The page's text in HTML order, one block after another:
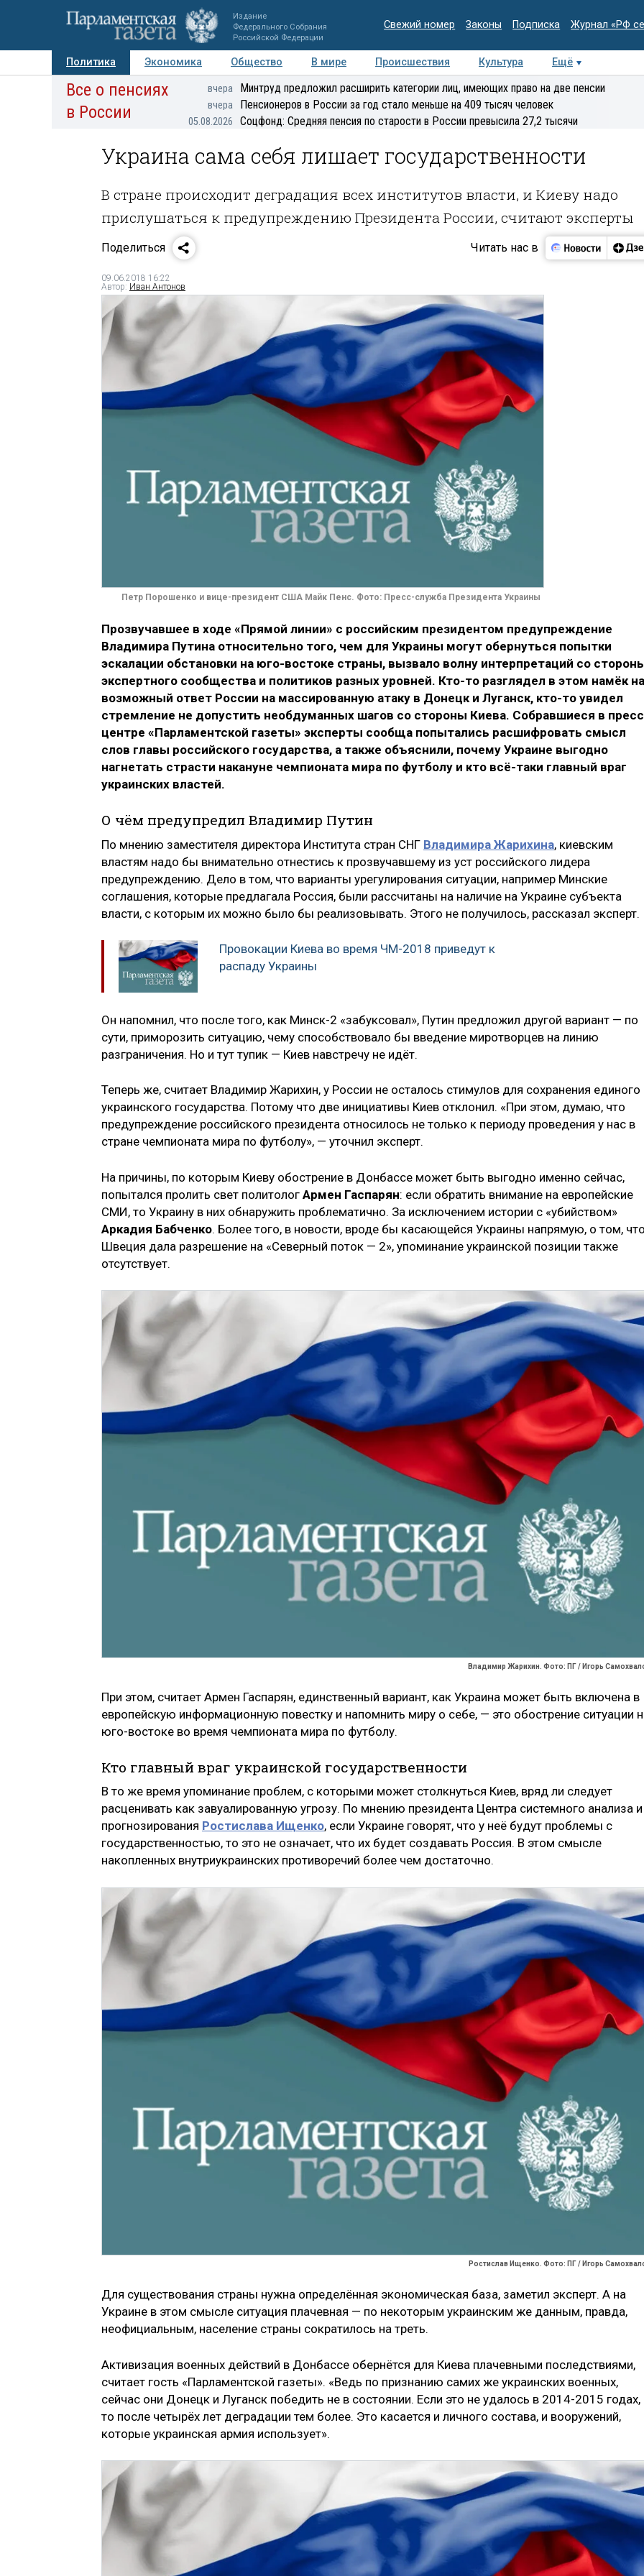
Издание
Федерального Собрания
Российской Федерации
Свежий номер Законы Подписка Журнал «РФ
Политика Экономика Общество В мире Происшествия Культура
Ещё
Авторы Персоны Мнения Регионы Медиацентр Интервью Колумнисты
Все о пенсиях
в России
вчера Минтруд предложил расширить категории лиц, имеющих право на две пенсии
вчера Пенсионеров в России за год стало меньше на 409 тысяч человек
05.08.2026 Соцфонд: Средняя пенсия по старости в России превысила 27,2 тысячи
Украина сама себя лишает государственности
В стране происходит деградация всех институтов власти, и Киеву надо
прислушаться к предупреждению Президента России, считают эксперты
Поделиться Читать нас в
09.06.2018 16:22
Автор: Иван Антонов
Петр Порошенко и вице-президент США Майк Пенс. Фото: Пресс-служба Президента Украины
Прозвучавшее в ходе «Прямой линии» с российским президентом предупреждение
Владимира Путина относительно того, чем для Украины могут обернуться попытки
эскалации обстановки на юго-востоке страны, вызвало волну интерпретаций со
экспертного сообщества и политиков разных уровней. Кто-то разглядел в этом намёк на
возможный ответ России на массированную атаку в Донецк и Луганск, кто-то увидел
стремление не допустить необдуманных шагов со стороны Киева. Собравшиеся в
центре «Парламентской газеты» эксперты сообща попытались расшифровать смысл
слов главы российского государства, а также объяснили, почему Украине выгодно
нагнетать страсти накануне чемпионата мира по футболу и кто всё-таки главный враг
украинских властей.
О чём предупредил Владимир Путин
По мнению заместителя директора Института стран СНГ Владимира Жарихина, киевским
властям надо бы внимательно отнестись к прозвучавшему из уст российского лидера
предупреждению. Дело в том, что варианты урегулирования ситуации, например Минские
соглашения, которые предлагала Россия, были рассчитаны на наличие на Украине субъекта
власти, с которым их можно было бы реализовывать. Этого не получилось, рассказал эксперт.
Провокации Киева во время ЧМ-2018 приведут к
распаду Украины
Он напомнил, что после того, как Минск-2 «забуксовал», Путин предложил другой вариант — по
сути, приморозить ситуацию, чему способствовало бы введение миротворцев на линию
разграничения. Но и тут тупик — Киев навстречу не идёт.
Теперь же, считает Владимир Жарихин, у России не осталось стимулов для сохранения единого
украинского государства. Потому что две инициативы Киев отклонил. «При этом, думаю, что
предупреждение российского президента относилось не только к периоду проведения у нас в
стране чемпионата мира по футболу», — уточнил эксперт.
На причины, по которым Киеву обострение в Донбассе может быть выгодно именно сейчас,
попытался пролить свет политолог Армен Гаспарян: если обратить внимание на европейские
СМИ, то Украину в них обнаружить проблематично. За исключением истории с «убийством»
Аркадия Бабченко. Более того, в новости, вроде бы касающейся Украины напрямую, о том,
Швеция дала разрешение на «Северный поток — 2», упоминание украинской позиции также
отсутствует.
Владимир Жарихин. Фото: ПГ / Игорь
При этом, считает Армен Гаспарян, единственный вариант, как Украина может быть включена в
европейскую информационную повестку и напомнить миру о себе, — это обострение ситуации
юго-востоке во время чемпионата мира по футболу.
Кто главный враг украинской государственности
В то же время упоминание проблем, с которыми может столкнуться Киев, вряд ли следует
расценивать как завуалированную угрозу. По мнению президента Центра системного анализа и
прогнозирования Ростислава Ищенко, если Украине говорят, что у неё будут проблемы с
государственностью, то это не означает, что их будет создавать Россия. В этом смысле
накопленных внутриукраинских противоречий более чем достаточно.
Ростислав Ищенко. Фото: ПГ / Игорь
Для существования страны нужна определённая экономическая база, заметил эксперт. А на
Украине в этом смысле ситуация плачевная — по некоторым украинским же данным, правда,
неофициальным, население страны сократилось на треть.
Активизация военных действий в Донбассе обернётся для Киева плачевными последствиями,
считает гость «Парламентской газеты». «Ведь по признанию самих же украинских военных,
сейчас они Донецк и Луганск победить не в состоянии. Если это не удалось в 2014-2015 годах,
то после четырёх лет деградации тем более. Это касается и личного состава, и вооружений,
которые украинская армия использует».